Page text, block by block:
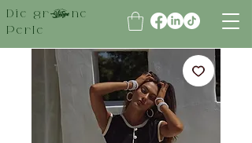
Die grüne
Perle